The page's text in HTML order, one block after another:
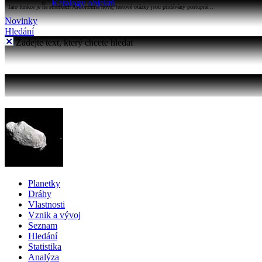
Katalogy objektů
Tato funkce je na stránkách Astronomia nová, testové otázky jsou přidávány postupně...
Novinky
Hledání
Zadejte text, který chcete hledat
Planetky
Dráhy
Vlastnosti
Vznik a vývoj
Seznam
Hledání
Statistika
Analýza